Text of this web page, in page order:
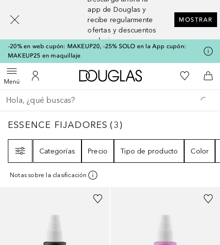
app de Douglas y
recibe regularmente
ofertas y descuentos
exclusivos
MOSTRAR
-20% en web cupón: MAKEUP20, -25% SOLO en la App cupón:
MAKEUP25 en maquillaje
MenúAbrir menúMi cuenta
A Douglas HomeMi lista de
A
Regresar
Ejecutar búsqueda
ESSENCE FIJADORES3
ESSENCE FIJADORES (3)
Categorías
Precio Tipo de producto Color
Notas sobre la clasificación
[navigation.slideout.screenreader]